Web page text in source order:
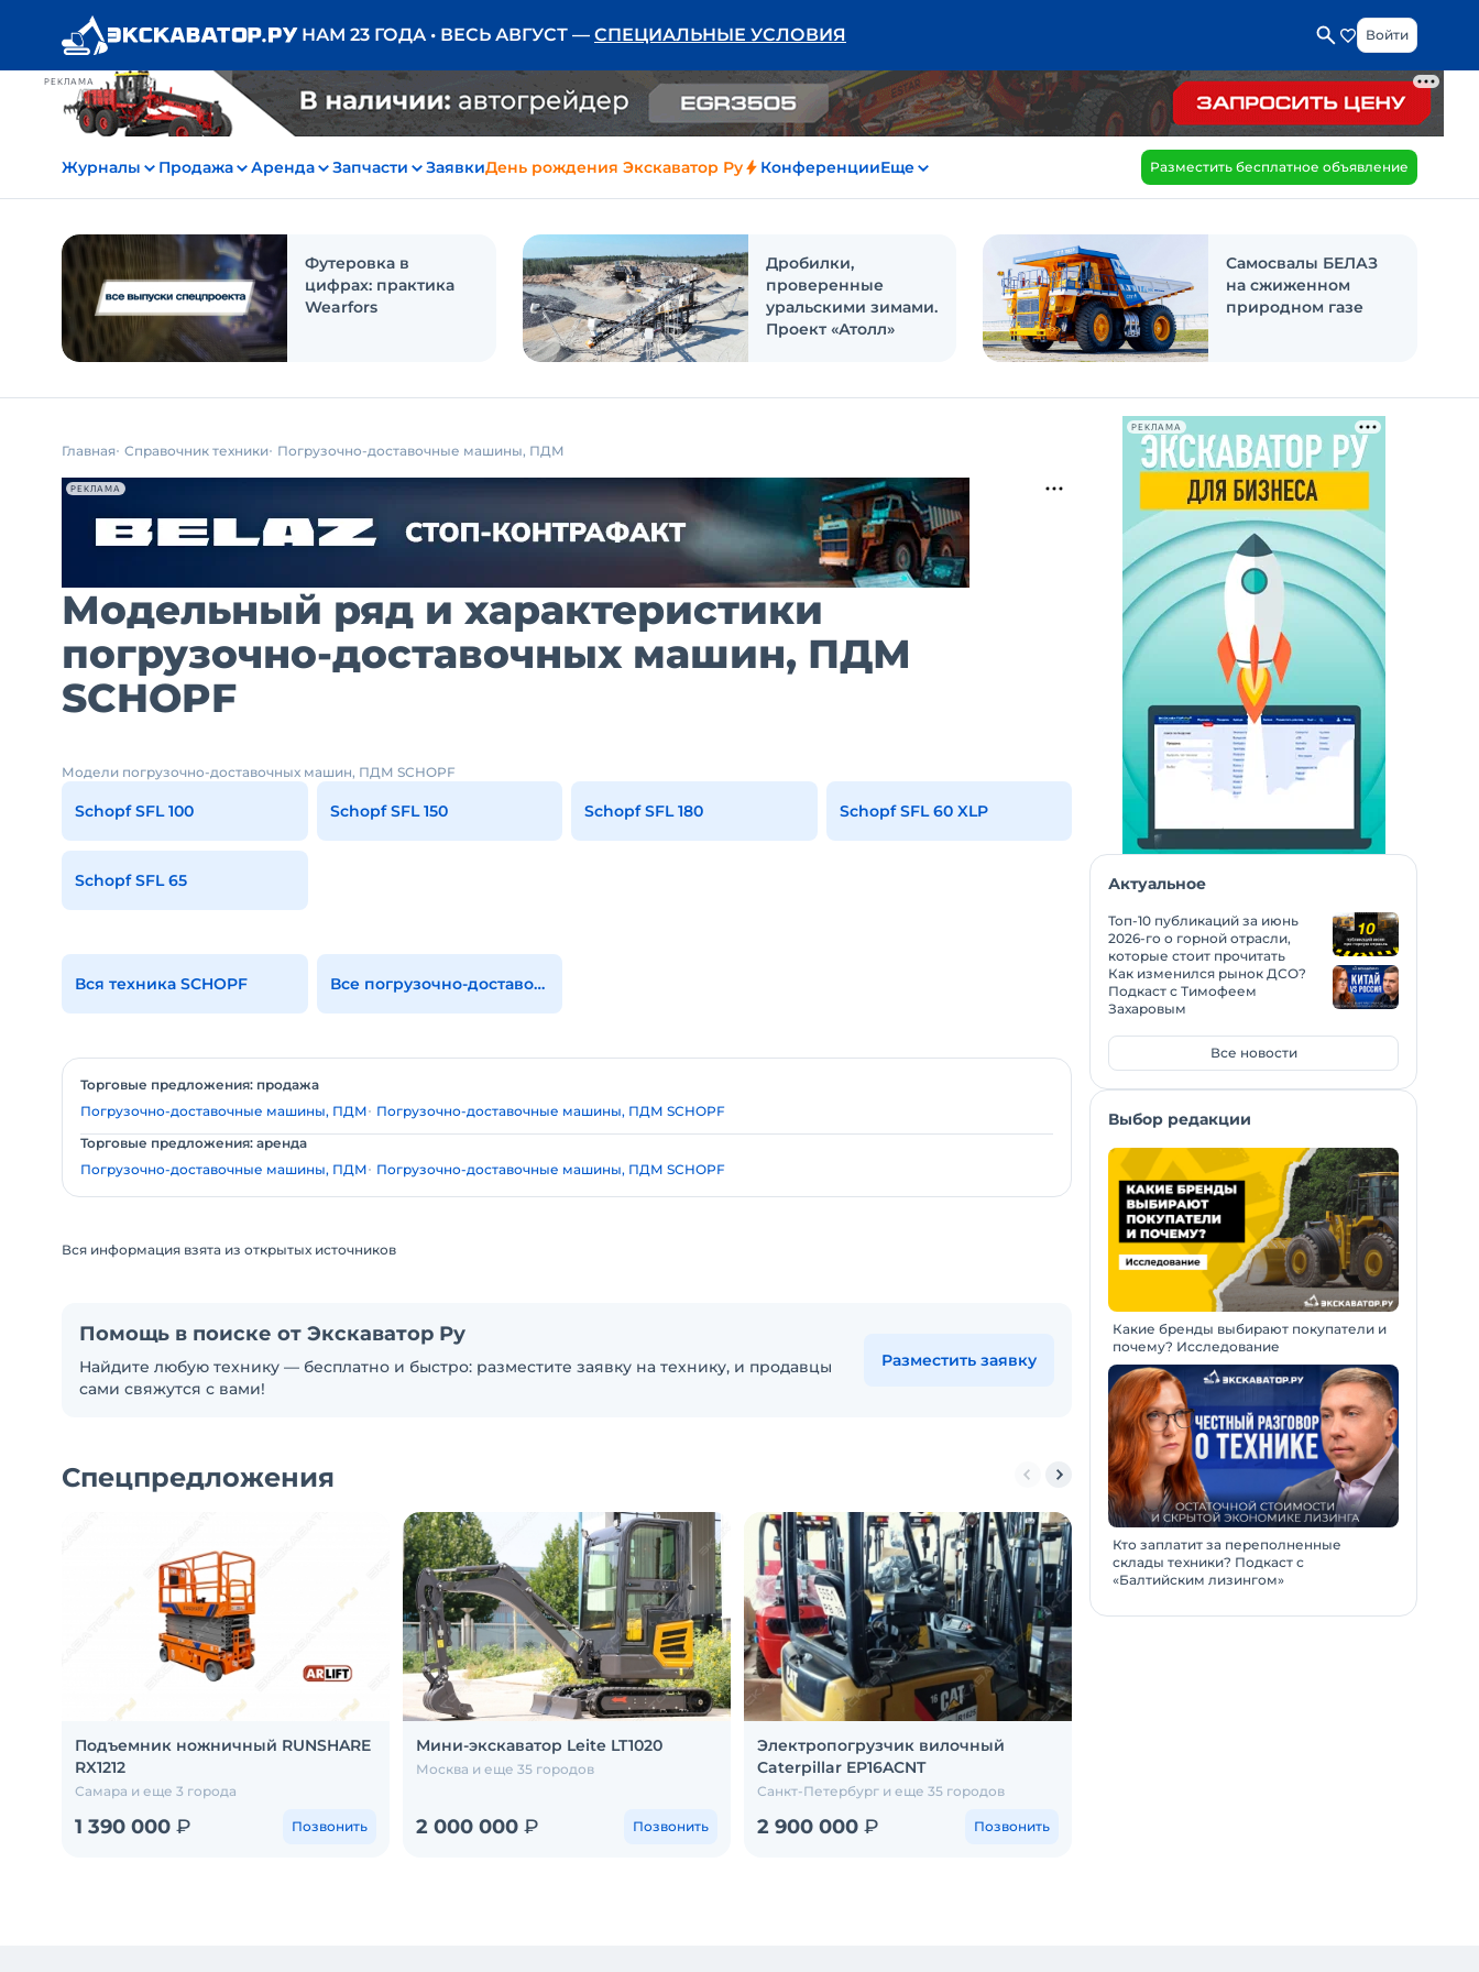
РЕКЛАМА
НАМ 23 ГОДА • ВЕСЬ АВГУСТ — СПЕЦИАЛЬНЫЕ УСЛОВИЯ Войти
Журналы Продажа Аренда Запчасти ЗаявкиДень рождения Экскаватор Ру КонференцииЕще Разместить бесплатное объявление
Футеровка в
цифрах: практика
Wearfors
Дробилки,
проверенные
уральскими зимами.
Проект «Атолл»
Самосвалы БЕЛАЗ
на сжиженном
природном газе
Главная Справочник техники Погрузочно-доставочные машины, ПДМ
РЕКЛАМА
Модельный ряд и характеристики
погрузочно-доставочных машин, ПДМ
SCHOPF
Модели погрузочно-доставочных машин, ПДМ SCHOPF
Schopf SFL 100 Schopf SFL 150 Schopf SFL 180 Schopf SFL 60 XLP
Schopf SFL 65
Вся техника SCHOPF Все погрузочно-доставочные машины, пдм
Торговые предложения: продажа
Погрузочно-доставочные машины, ПДМ
Погрузочно-доставочные машины, ПДМ SCHOPF
Торговые предложения: аренда
Погрузочно-доставочные машины, ПДМ
Погрузочно-доставочные машины, ПДМ SCHOPF
Вся информация взята из открытых источников
Помощь в поиске от Экскаватор Ру
Найдите любую технику — бесплатно и быстро: разместите заявку на технику, и продавцы
сами свяжутся с вами!
Разместить заявку
Спецпредложения
Подъемник ножничный RUNSHARE
RX1212
Самара и еще 3 города
1 390 000 ₽ Позвонить
Мини-экскаватор Leite LT1020
Москва и еще 35 городов
2 000 000 ₽ Позвонить
Электропогрузчик вилочный
Caterpillar EP16ACNT
Санкт-Петербург и еще 35 городов
2 900 000 ₽ Позвонить
РЕКЛАМА
Актуальное
Топ-10 публикаций за июнь
2026-го о горной отрасли,
которые стоит прочитать
Как изменился рынок ДСО?
Подкаст с Тимофеем
Захаровым
Все новости
Выбор редакции
Какие бренды выбирают покупатели и
почему? Исследование
Кто заплатит за переполненные
склады техники? Подкаст с
«Балтийским лизингом»